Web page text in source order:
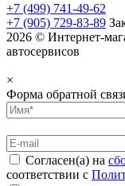
+7 (499) 741-49-62
+7 (905) 729-83-89
2026 © Интернет-
автосервисов
×
Форма обратной
Согласен(а) на
соответствии с